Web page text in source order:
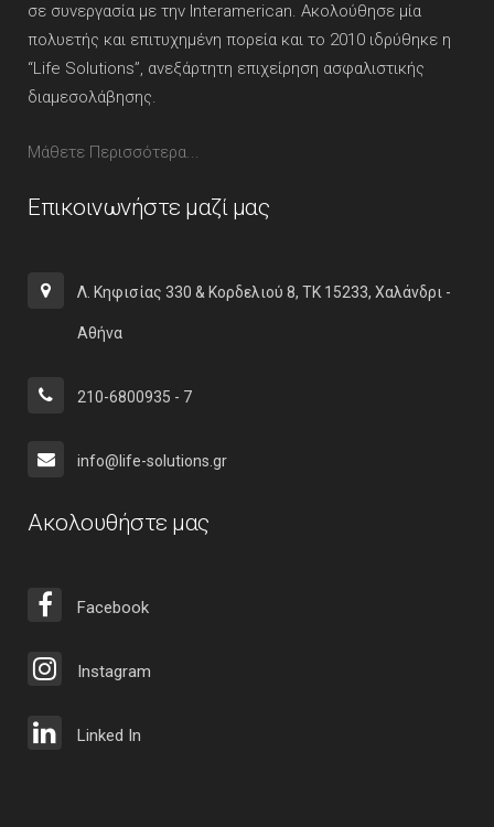
σε συνεργασία με την Interamerican. Ακολούθησε μία
πολυετής και επιτυχημένη πορεία και το 2010 ιδρύθηκε η
“Life Solutions”, ανεξάρτητη επιχείρηση ασφαλιστικής
διαμεσολάβησης.
Μάθετε Περισσότερα...
Επικοινωνήστε μαζί μας
Λ. Κηφισίας 330 & Κορδελιού 8, ΤΚ 15233, Χαλάνδρι -
Αθήνα
210-6800935 - 7
info@life-solutions.gr
Ακολουθήστε μας
Facebook
Instagram
Linked In